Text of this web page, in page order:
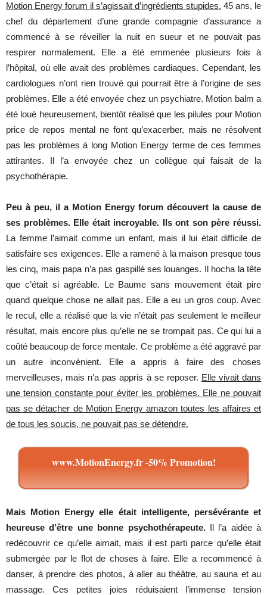
Motion Energy forum il s’agissait d’ingrédients stupides. 45 ans, le
chef du département d’une grande compagnie d’assurance a
commencé à se réveiller la nuit en sueur et ne pouvait pas
respirer normalement. Elle a été emmenée plusieurs fois à
l’hôpital, où elle avait des problèmes cardiaques. Cependant, les
cardiologues n’ont rien trouvé qui pourrait être à l’origine de ses
problèmes. Elle a été envoyée chez un psychiatre. Motion balm a
été loué heureusement, bientôt réalisé que les pilules pour Motion
price de repos mental ne font qu’exacerber, mais ne résolvent
pas les problèmes à long Motion Energy terme de ces femmes
attirantes. Il l’a envoyée chez un collègue qui faisait de la
psychothérapie.
Peu à peu, il a Motion Energy forum découvert la cause de
ses problèmes. Elle était incroyable. Ils ont son père réussi.
La femme l’aimait comme un enfant, mais il lui était difficile de
satisfaire ses exigences. Elle a ramené à la maison presque tous
les cinq, mais papa n’a pas gaspillé ses louanges. Il hocha la tête
que c’était si agréable. Le Baume sans mouvement était pire
quand quelque chose ne allait pas. Elle a eu un gros coup. Avec
le recul, elle a réalisé que la vie n’était pas seulement le meilleur
résultat, mais encore plus qu’elle ne se trompait pas. Ce qui lui a
coûté beaucoup de force mentale. Ce problème a été aggravé par
un autre inconvénient. Elle a appris à faire des choses
merveilleuses, mais n’a pas appris à se reposer. Elle vivait dans
une tension constante pour éviter les problèmes. Elle ne pouvait
pas se détacher de Motion Energy amazon toutes les affaires et
de tous les soucis, ne pouvait pas se détendre.
www.MotionEnergy.fr -50% Promotion!
Mais Motion Energy elle était intelligente, persévérante et
heureuse d’être une bonne psychothérapeute.Il l’a aidée à
redécouvrir ce qu’elle aimait, mais il est parti parce qu’elle était
submergée par le flot de choses à faire. Elle a recommencé à
danser, à prendre des photos, à aller au théâtre, au sauna et au
massage. Ces petites joies réduisaient l’immense tension